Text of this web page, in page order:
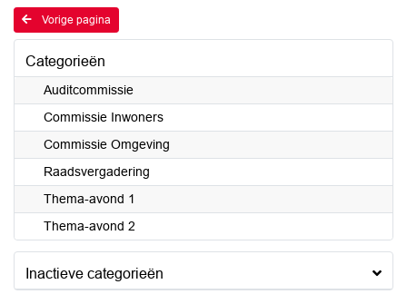
Vorige pagina
Categorieën
Auditcommissie
Commissie Inwoners
Commissie Omgeving
Raadsvergadering
Thema-avond 1
Thema-avond 2
Inactieve categorieën